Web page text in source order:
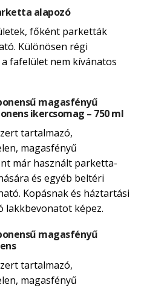
alapozó
főként parketták
Különösen régi
fafelület nem kívánatos
magasfényű
ikercsomag – 750 ml
tartalmazó,
magasfényű
már használt parketta-
és egyéb beltéri
Kopásnak és háztartási
lakkbevonatot képez.
magasfényű
tartalmazó,
magasfényű